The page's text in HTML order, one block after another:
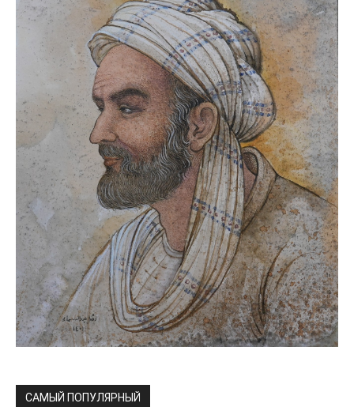
САМЫЙ ПОПУЛЯРНЫЙ